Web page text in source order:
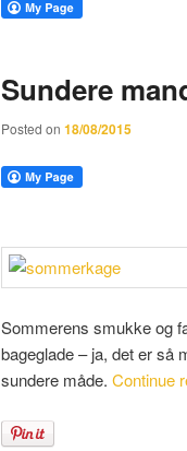
Sundere
Posted on 18/08/2015
Sommerens smukke og
bageglade – ja, det er så
sundere måde. Continue